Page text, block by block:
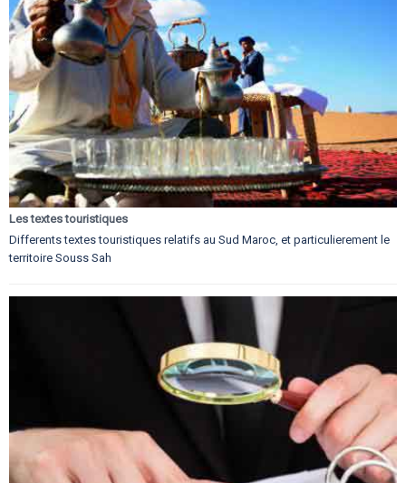
Les textes touristiques
Differents textes touristiques relatifs au Sud Maroc, et particulierement le
territoire Souss Sah